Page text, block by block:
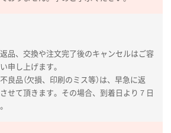
く、ロット数が豊富に選べて価格が安
品、交換や注文完了後のキャンセルはご容
申し上げます。
良品（欠損、印刷のミス等）は、早急に返
せて頂きます。その場合、到着日より７日